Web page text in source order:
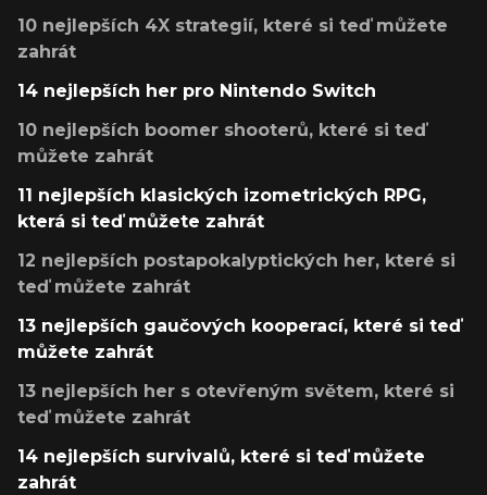
10 nejlepších 4X strategií, které si teď můžete
zahrát
14 nejlepších her pro Nintendo Switch
10 nejlepších boomer shooterů, které si teď
můžete zahrát
11 nejlepších klasických izometrických RPG,
která si teď můžete zahrát
12 nejlepších postapokalyptických her, které si
teď můžete zahrát
13 nejlepších gaučových kooperací, které si teď
můžete zahrát
13 nejlepších her s otevřeným světem, které si
teď můžete zahrát
14 nejlepších survivalů, které si teď můžete
zahrát